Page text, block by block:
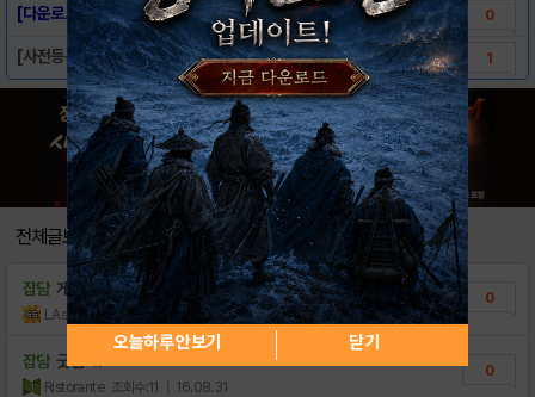
[다운로드링크] - 다크호스 0
[사전등록이벤트] - 다크호스 for kaka.. 1
전체글보기
잡담 게시판 생존 신고
LAsahi 조회수:6 | 18.11.24
0
잡담 굿밤~!!
Ristorante 조회수:11 | 16.08.31
0
오늘하루 안보기 닫기